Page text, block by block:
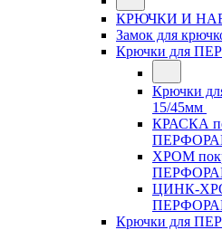
КРЮЧКИ И
Замок для
Крючки для
Крючки
15/45мм
КРАСКА
ХРОМ
ЦИНК-
Крючки для